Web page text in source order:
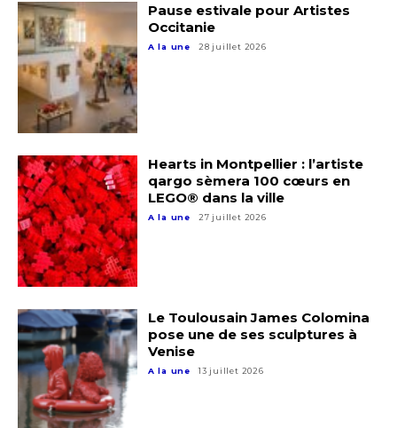
Pause estivale pour Artistes
Occitanie
A la une 28 juillet 2026
Hearts in Montpellier : l’artiste
qargo sèmera 100 cœurs en
LEGO® dans la ville
A la une 27 juillet 2026
Le Toulousain James Colomina
pose une de ses sculptures à
Venise
A la une 13 juillet 2026